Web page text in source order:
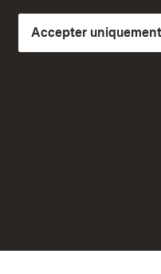
Accepter
BITV-